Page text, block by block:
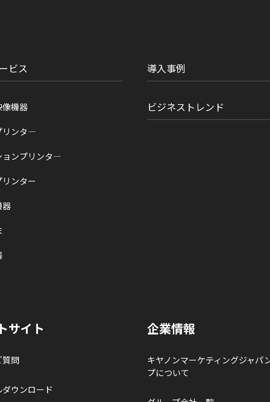
ビス
機器
リンタ―
ョンプリンタ―
ンター
器
導入事例
ビジネストレンド
サイト
質問
ウンロード
企業情報
キヤノンマーケティングジャパ
プについて